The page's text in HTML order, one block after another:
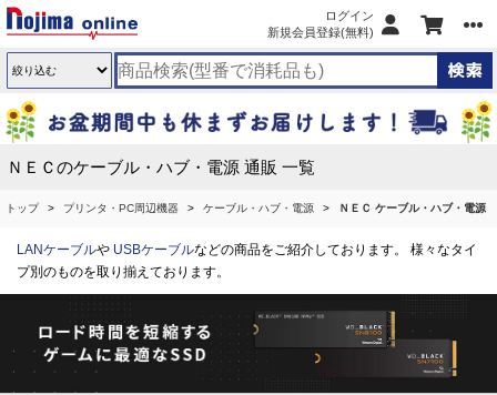
ログイン
新規会員登録(無料)
ＮＥＣのケーブル・ハブ・電源 通販 一覧
トップ プリンタ・PC周辺機器 ケーブル・ハブ・電源 ＮＥＣ ケーブル・ハブ・電源
LANケーブルや USBケーブルなどの商品をご紹介しております。 様々なタイ
プ別のものを取り揃えております。